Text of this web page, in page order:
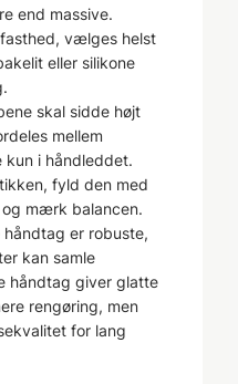
end massive.
vælges helst
eller silikone
skal sidde højt
mellem
kun i håndleddet.
fyld den med
mærk balancen.
er robuste,
kan samle
håndtag giver glatte
rengøring, men
for lang